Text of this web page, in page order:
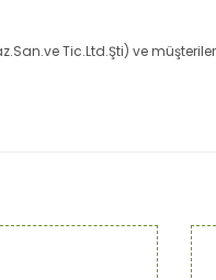
Tic.Ltd.Şti) ve